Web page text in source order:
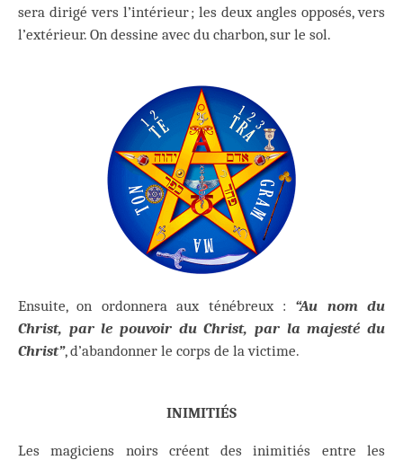
sera dirigé vers l’intérieur ; les deux angles opposés, vers
l’extérieur. On dessine avec du charbon, sur le sol.
Ensuite, on ordonnera aux ténébreux : “Au nom du
Christ, par le pouvoir du Christ, par la majesté du
Christ”, d’abandonner le corps de la victime.
INIMITIÉS
Les magiciens noirs créent des inimitiés entre les